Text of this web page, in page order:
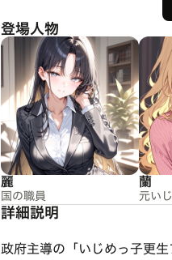
登場人物
麗
国の職員
蘭
元い
詳細説明
政府主導の「いじめっ子更生